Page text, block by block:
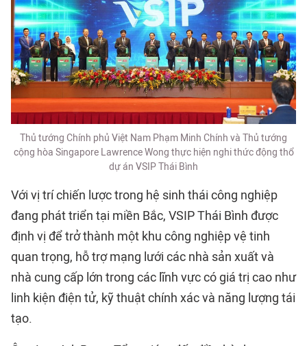
Thủ tướng Chính phủ Việt Nam Phạm Minh Chính và Thủ tướng
cộng hòa Singapore Lawrence Wong thực hiện nghi thức động thổ
dự án VSIP Thái Bình
Với vị trí chiến lược trong hệ sinh thái công nghiệp
đang phát triển tại miền Bắc, VSIP Thái Bình được
định vị để trở thành một khu công nghiệp vệ tinh
quan trọng, hỗ trợ mạng lưới các nhà sản xuất và
nhà cung cấp lớn trong các lĩnh vực có giá trị cao như
linh kiện điện tử, kỹ thuật chính xác và năng lượng tái
tạo.